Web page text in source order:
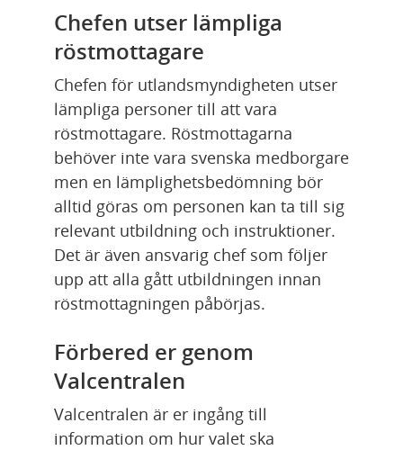
Chefen utser lämpliga
röstmottagare
Chefen för utlandsmyndigheten utser
lämpliga personer till att vara
röstmottagare. Röstmottagarna
behöver inte vara svenska medborgare
men en lämplighetsbedömning bör
alltid göras om personen kan ta till sig
relevant utbildning och instruktioner.
Det är även ansvarig chef som följer
upp att alla gått utbildningen innan
röstmottagningen påbörjas.
Förbered er genom
Valcentralen
Valcentralen är er ingång till
information om hur valet ska